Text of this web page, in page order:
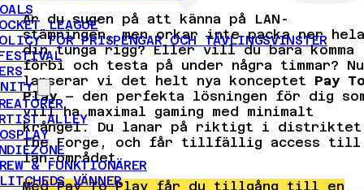
LEAGUE
FÖR PRISPENGAR OCH TÄVLINGSVINSTER
ALLEY
& FUNKTIONÄRER
VÄNNER
Är du sugen på att känna på LAN-
stämningen, men orkar inte packa ner hela
din tunga rigg? Eller vill du bara komma
förbi och testa på under några timmar? Nu
lanserar vi det helt nya konceptet Pay
Play– den perfekta lösningen för dig
vill ha maximal gaming med minimalt
krångel. Du lanar på riktigt i distriktet
The Forge, och får tillfällig access till
lan-området.
Med Pay To Play får du tillgång till en